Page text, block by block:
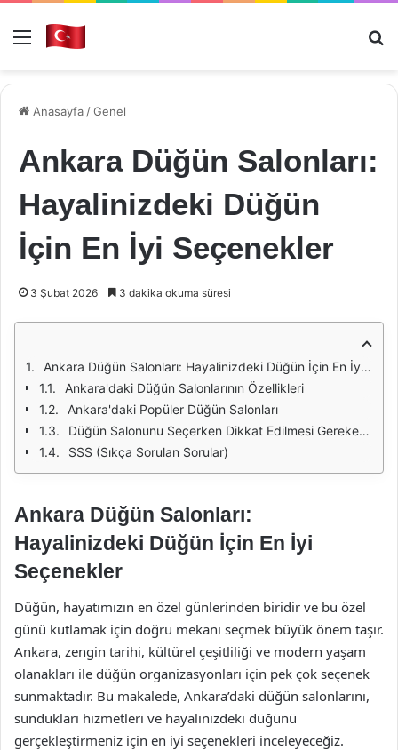
Menü
Anasayfa /Genel
Ankara Düğün Salonları:
Hayalinizdeki Düğün
İçin En İyi Seçenekler
3 Şubat 2026 3 dakika okuma süresi
Ankara Düğün Salonları: Hayalinizdeki Düğün İçin En İyi Seçenekler
Ankara'daki Düğün Salonlarının Özellikleri
Ankara'daki Popüler Düğün Salonları
Düğün Salonunu Seçerken Dikkat Edilmesi Gerekenler
SSS (Sıkça Sorulan Sorular)
Ankara Düğün Salonları:
Hayalinizdeki Düğün İçin En İyi
Seçenekler
Düğün, hayatımızın en özel günlerinden biridir ve bu özel
günü kutlamak için doğru mekanı seçmek büyük önem taşır.
Ankara, zengin tarihi, kültürel çeşitliliği ve modern yaşam
olanakları ile düğün organizasyonları için pek çok seçenek
sunmaktadır. Bu makalede, Ankara’daki düğün salonlarını,
sundukları hizmetleri ve hayalinizdeki düğünü
gerçekleştirmeniz için en iyi seçenekleri inceleyeceğiz.